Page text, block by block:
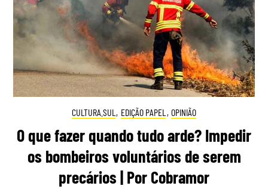
CULTURA.SUL , EDIÇÃO PAPEL , OPINIÃO
O que fazer quando tudo arde? Impedir
os bombeiros voluntários de serem
precários | Por Cobramor